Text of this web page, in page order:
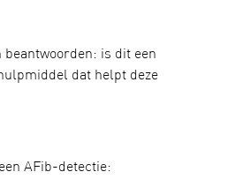
is dit een
dat helpt deze
AFib-detectie: